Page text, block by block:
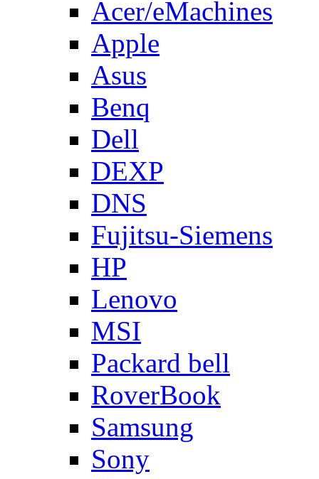
Acer/eMachines
Apple
Asus
Benq
Dell
DEXP
DNS
Fujitsu-Siemens
HP
Lenovo
MSI
Packard bell
RoverBook
Samsung
Sony